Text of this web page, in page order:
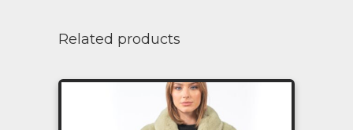
Related products